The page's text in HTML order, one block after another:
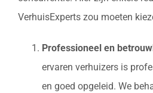
VerhuisExperts zou moeten
Professioneel en
ervaren verhuizers is
en goed opgeleid. We